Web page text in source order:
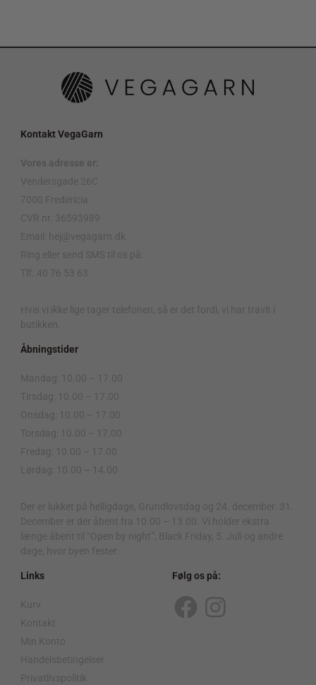
Kontakt VegaGarn
Vores adresse er:
Vendersgade 26C
7000 Fredericia
CVR nr. 36593989
Email: hej@vegagarn.dk
Ring eller send SMS til os på:
Tlf. 40 76 53 63
Hvis vi ikke lige tager telefonen, så er det fordi, vi har travlt i
butikken.
Åbningstider
Mandag: 10.00 – 17.00
Tirsdag: 10.00 – 17.00
Onsdag: 10.00 – 17.00
Torsdag: 10.00 – 17.00
Fredag: 10.00 – 17.00
Lørdag: 10.00 – 14.00
Der er lukket på helligdage, Grundlovsdag og 24. december. 31.
December er der åbent fra 10.00 – 13.00. Vi holder ekstra
længe åbent til “Open by night”, Black Friday, 5. Juli og andre
dage, hvor byen fester.
Links
Kurv
Kontakt
Min Konto
Handelsbetingelser
Privatlivspolitik
Følg os på:
F
I